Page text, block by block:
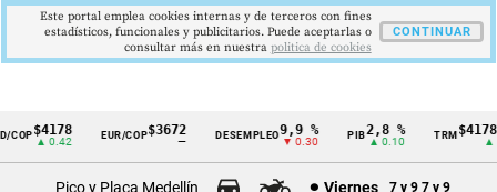
Cintillo
$4178
▲ 0.42
EUR/COP$3672 DESEMPLEO9,9 %
▼ 0.30
2,8 %
▲ 0.10
TRM
▲
Pico y Placa Medellín Viernes 7 y 9 7 y 9
Este portal emplea cookies internas y de terceros con fines
estadísticos, funcionales y publicitarios. Puede aceptarlas o
consultar más en nuestra politica de cookies
CONTINUAR